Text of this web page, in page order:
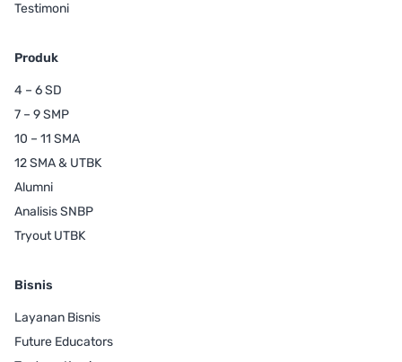
Testimoni
Produk
4 – 6 SD
7 – 9 SMP
10 – 11 SMA
12 SMA & UTBK
Alumni
Analisis SNBP
Tryout UTBK
Bisnis
Layanan Bisnis
Future Educators